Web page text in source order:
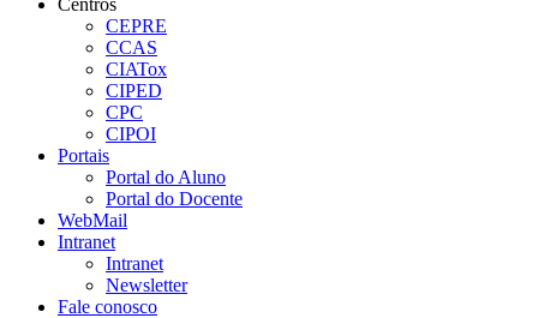
Centros
CEPRE
CCAS
CIATox
CIPED
CPC
CIPOI
Portais
Portal do Aluno
Portal do Docente
WebMail
Intranet
Intranet
Newsletter
Fale conosco